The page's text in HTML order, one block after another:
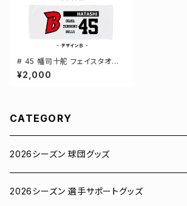
# 45 幡司十舵 フェイスタオル
選手還元 2デザイン FT0144
¥2,000
CATEGORY
2026シーズン 球団グッズ
ユニフォーム
2026シーズン 選手サポートグッズ